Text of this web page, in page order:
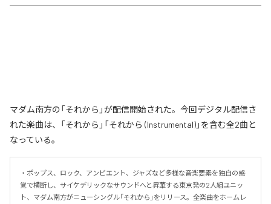
マダム南方の「それから」が配信開始された。今回デジタル配信さ
れた楽曲は、「それから」「それから (Instrumental)」を含む全2曲と
なっている。
・ポップス、ロック、アンビエント、ジャズなど多様な音楽要素を独自の感
覚で横断し、サイケデリックなサウンドへと昇華する東京発の2人組ユニッ
ト、マダム南方がニューシングル「それから」をリリース。全楽曲をホームレ